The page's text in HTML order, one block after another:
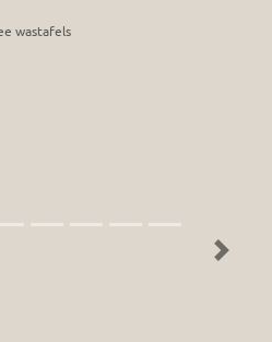
wastafels
Next